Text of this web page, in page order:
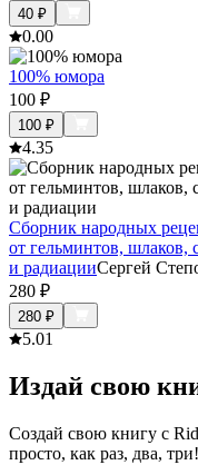
40 ₽
0.00
100% юмора
100 ₽
100 ₽
4.35
Сборник народных
от гельминтов, шлаков,
и радиацииСергей
280 ₽
280 ₽
5.01
Издай свою
Создай свою книгу с
просто, как раз, два, три!